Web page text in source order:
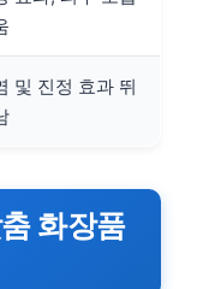
및 진정 효과 뛰
화장품